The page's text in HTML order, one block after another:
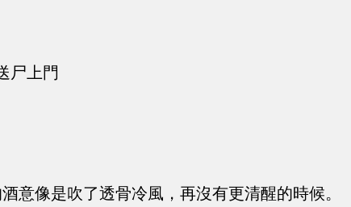
尸上門
意像是吹了透骨冷風，再沒有更清醒的時候。